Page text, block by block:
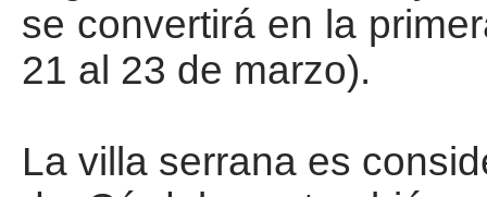
se convertirá en la
21 al 23 de marzo).
La villa serrana es